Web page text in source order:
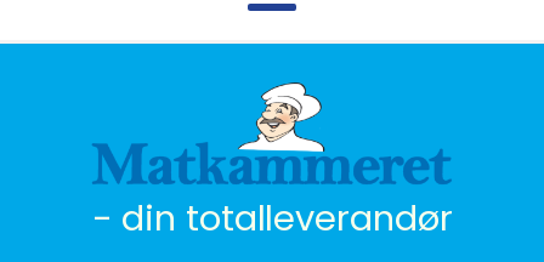
- din totalleverandør